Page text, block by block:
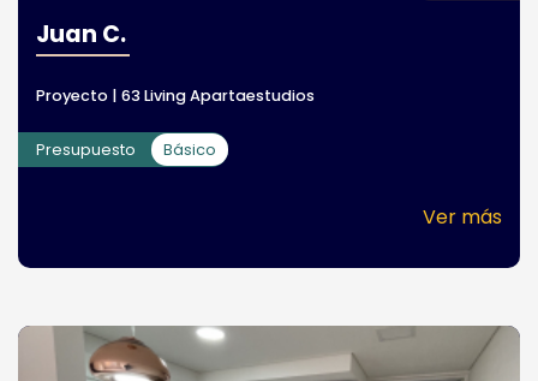
Juan C.
Proyecto | 63 Living Apartaestudios
Presupuesto Básico
Ver más